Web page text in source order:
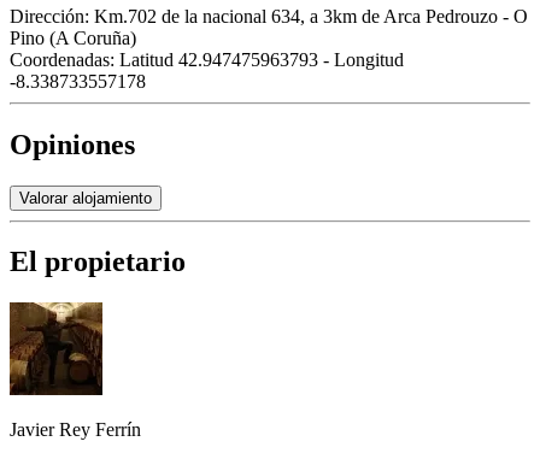
Dirección: Km.702 de la nacional 634, a 3km de Arca Pedrouzo - O
Pino (A Coruña)
Coordenadas: Latitud 42.947475963793 - Longitud
-8.338733557178
Opiniones
Valorar alojamiento
El propietario
Javier Rey Ferrín